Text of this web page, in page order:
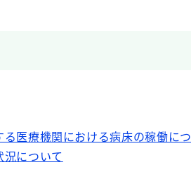
療機関における病床の稼働につ
について